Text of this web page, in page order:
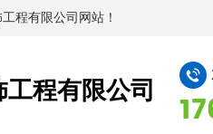
程有限公司网站！
程有限公司